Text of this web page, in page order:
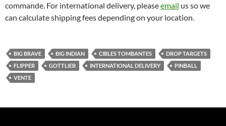
commande. For international delivery, pleaseemail us so we
can calculate shipping fees depending on your location.
BIG BRAVE BIG INDIAN CIBLES TOMBANTES
DROP TARGETS
FLIPPER
GOTTLIEB INTERNATIONAL DELIVERY
PINBALL
VENTE